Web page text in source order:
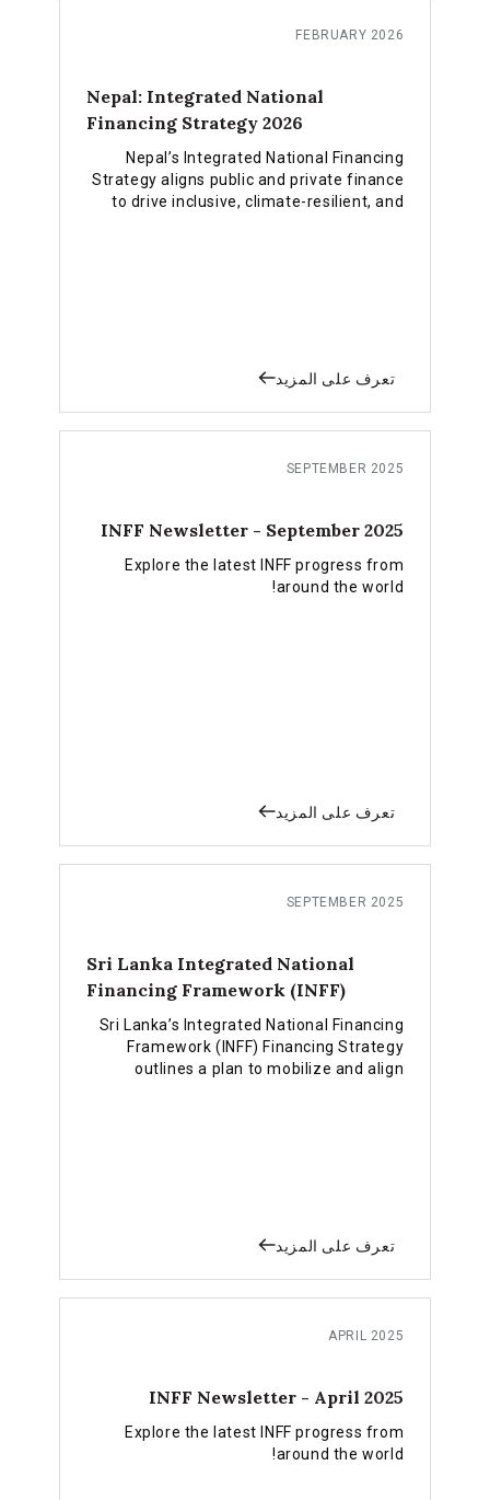
FEBRUARY 2026
Nepal: Integrated National
Financing Strategy 2026
Nepal’s Integrated National Financing
Strategy aligns public and private finance
to drive inclusive, climate-resilient, and
تعرف على المزيد
SEPTEMBER 2025
INFF Newsletter - September 2025
Explore the latest INFF progress from
around the world!
تعرف على المزيد
SEPTEMBER 2025
Sri Lanka Integrated National
Financing Framework (INFF)
Sri Lanka’s Integrated National Financing
Framework (INFF) Financing Strategy
outlines a plan to mobilize and align
تعرف على المزيد
APRIL 2025
INFF Newsletter - April 2025
Explore the latest INFF progress from
around the world!